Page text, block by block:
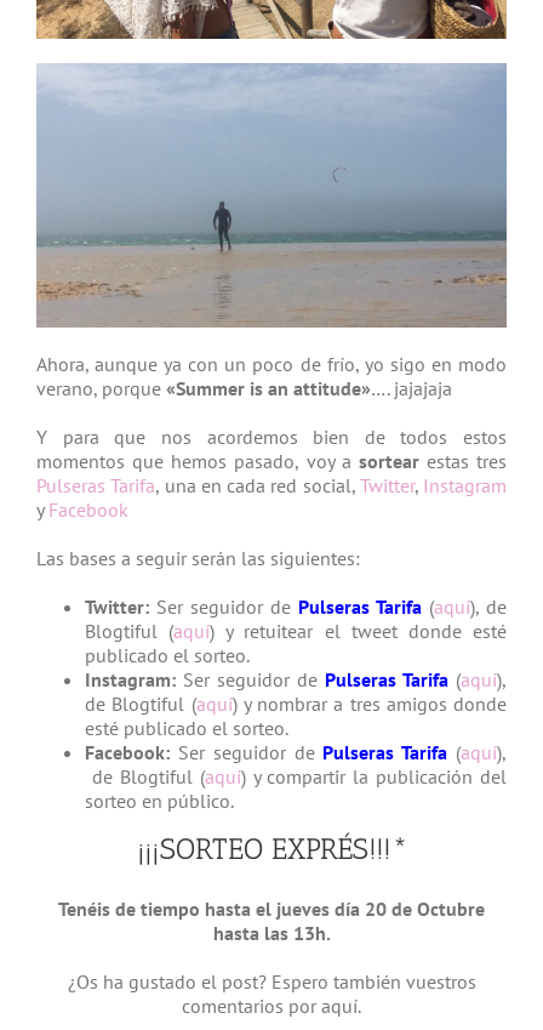
Ahora, aunque ya con un poco de frío, yo sigo en modo
verano, porque «Summer is an attitude»…. jajajaja
Y para que nos acordemos bien de todos estos
momentos que hemos pasado, voy a sortearestas tres
Pulseras Tarifa, una en cada red social, Twitter, Instagram
y Facebook
Las bases a seguir serán las siguientes:
Twitter: Ser seguidor de Pulseras Tarifa (aquí), de
Blogtiful (aquí) y retuitear el tweet donde esté
publicado el sorteo.
Instagram: Ser seguidor de Pulseras Tarifa (aquí),
de Blogtiful (aquí) y nombrar a tres amigos donde
esté publicado el sorteo.
Facebook: Ser seguidor de Pulseras Tarifa (aquí),
de Blogtiful (aquí) y compartir la publicación del
sorteo en público.
¡¡¡SORTEO EXPRÉS!!!*
Tenéis de tiempo hasta el jueves día 20 de Octubre
hasta las 13h.
¿Os ha gustado el post? Espero también vuestros
comentarios por aquí.